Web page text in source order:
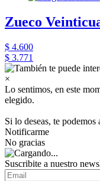
Zueco
$ 4.600
$ 3.771
×
Lo sentimos, en este
elegido.
Si lo deseas, te
Notificarme
No gracias
Suscribite a nuestro